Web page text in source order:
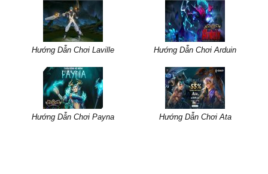
Hướng Dẫn Chơi Laville Hướng Dẫn Chơi Arduin
Hướng Dẫn Chơi Payna Hướng Dẫn Chơi Ata